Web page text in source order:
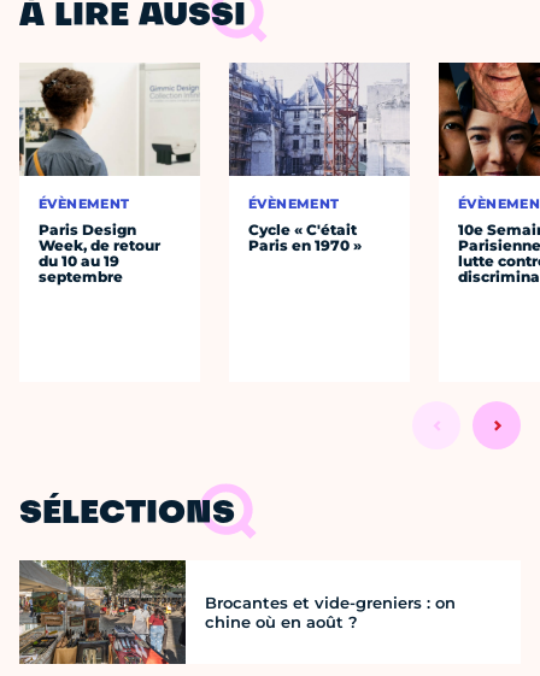
À LIRE AUSSI
ÉVÈNEMENT
Paris Design
Week, de retour
du 10 au 19
septembre
ÉVÈNEMENT
Cycle « C'était
Paris en 1970 »
10e
lutte
SÉLECTIONS
Brocantes et vide-greniers : on
chine où en août ?